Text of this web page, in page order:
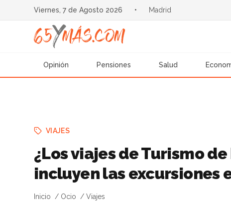
Viernes, 7 de Agosto 2026 • Madrid
Opinión Pensiones Salud
VIAJES
¿Los viajes de Turismo
incluyen las excursiones
Inicio Ocio Viajes